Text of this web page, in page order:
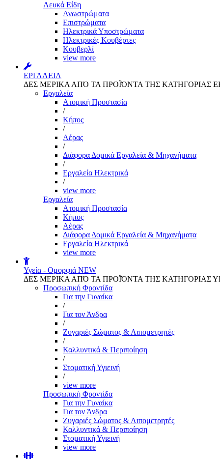
Λευκά Είδη
Ανωστρώματα
Επιστρώματα
Ηλεκτρικά Υποστρώματα
Ηλεκτρικές Κουβέρτες
Κουβερλί
view more
ΕΡΓΑΛΕΙΑ
ΔΕΣ ΜΕΡΙΚΑ ΑΠΌ ΤΑ ΠΡΟΪΌΝΤΑ ΤΗΣ ΚΑΤΗΓΟΡΙΑΣ
Εργαλεία
Aτομική Προστασία
/
Kήπος
/
Αέρας
/
Διάφορα Δομικά Εργαλεία & Μηχανήματα
/
Εργαλεία Ηλεκτρικά
/
view more
Εργαλεία
Aτομική Προστασία
Kήπος
Αέρας
Διάφορα Δομικά Εργαλεία & Μηχανήματα
Εργαλεία Ηλεκτρικά
view more
Υγεία - Ομορφιά NEW
ΔΕΣ ΜΕΡΙΚΑ ΑΠΌ ΤΑ ΠΡΟΪΌΝΤΑ ΤΗΣ ΚΑΤΗΓΟΡΙΑΣ
Προσωπική Φροντίδα
Για την Γυναίκα
/
Για τον Άνδρα
/
Ζυγαριές Σώματος & Λιπομετρητές
/
Καλλυντικά & Περιποίηση
/
Στοματική Υγιεινή
/
view more
Προσωπική Φροντίδα
Για την Γυναίκα
Για τον Άνδρα
Ζυγαριές Σώματος & Λιπομετρητές
Καλλυντικά & Περιποίηση
Στοματική Υγιεινή
view more